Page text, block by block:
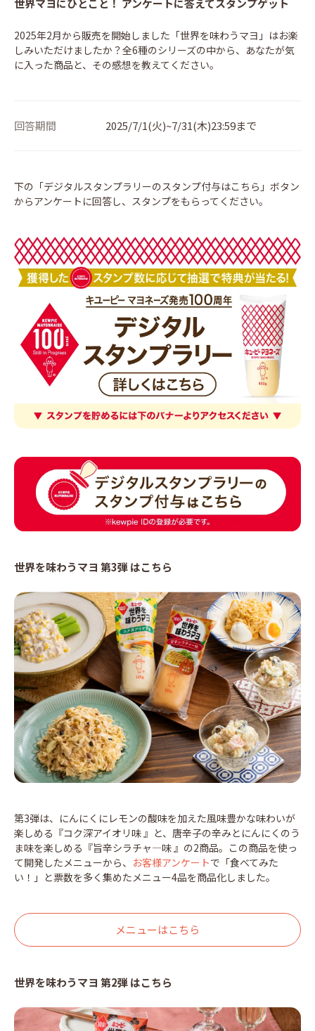
世界マヨにひとこと！ アンケートに答えてスタンプゲット
2025年2月から販売を開始しました「世界を味わうマヨ」はお楽
しみいただけましたか？全6種のシリーズの中から、あなたが気
に入った商品と、その感想を教えてください。
回答期間 2025/7/1(火)~7/31(木)23:59まで
下の「デジタルスタンプラリーのスタンプ付与はこちら」ボタン
からアンケートに回答し、スタンプをもらってください。
世界を味わうマヨ 第3弾 はこちら
第3弾は、にんにくにレモンの酸味を加えた風味豊かな味わいが
楽しめる『コク深アイオリ味 』と、唐辛子の辛みとにんにくのう
ま味を楽しめる『旨辛シラチャ―味 』の2商品。この商品を使っ
て開発したメニューから、 お客様アンケートで「食べてみた
い！」と票数を多く集めたメニュー4品を商品化しました。
メニューはこちら
世界を味わうマヨ 第2弾 はこちら